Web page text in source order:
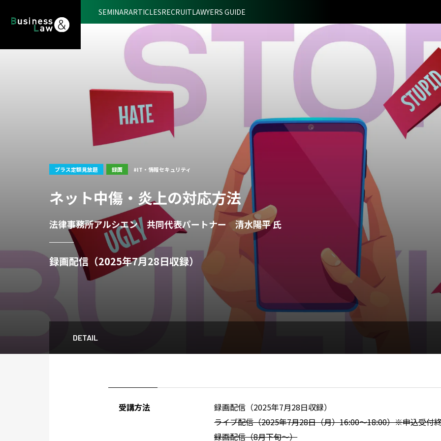
SEMINARARTICLESRECRUITLAWYERS GUIDE
プラス定額見放題 録画 #IT・情報セキュリティ
ネット中傷・炎上の対応方法
法律事務所アルシエン 共同代表パートナー 清水陽平 氏
録画配信（2025年7月28日収録）
DETAIL
受講方法
録画配信（2025年7月28日収録）
ライブ配信（2025年7月28日（月）16:00～18:00）※申込受付
録画配信（8月下旬～）